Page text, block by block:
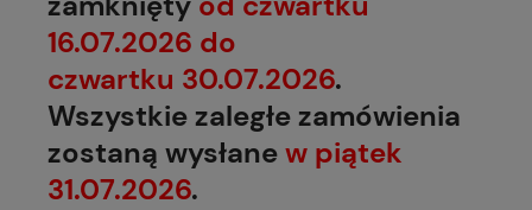
16.07.2026 do
czwartku 30.07.2026.
Wszystkie zaległe zamówienia
zostaną wysłanew piątek
31.07.2026.